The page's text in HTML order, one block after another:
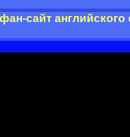
сайт английского